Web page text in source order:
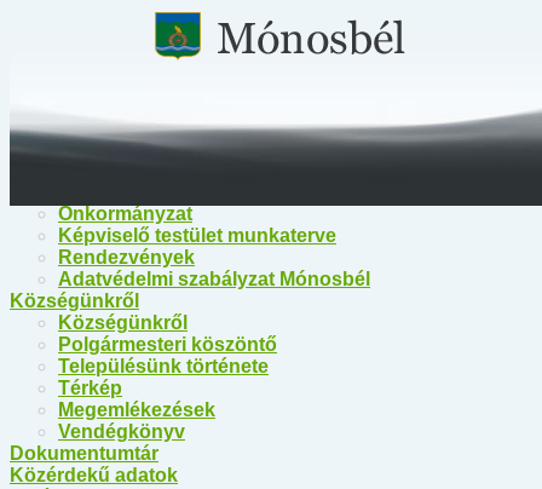
Közérdekű információk
Polgármesteri Hivatal Mónosbél
Közös Hivatal Bélapátfalva
Önkormányzat
Képviselő testület munkaterve
Rendezvények
Adatvédelmi szabályzat Mónosbél
Községünkről
Községünkről
Polgármesteri köszöntő
Településünk története
Térkép
Megemlékezések
Vendégkönyv
Dokumentumtár
Közérdekű adatok